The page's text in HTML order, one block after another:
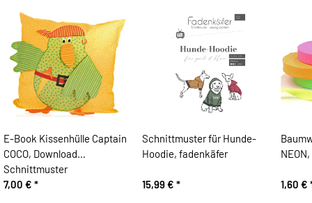
E-Book Kissenhülle Captain
COCO, Download
Schnittmuster
7,00 € *
Schnittmuster für Hunde-
Hoodie, fadenkäfer
15,99 € * 1,60 €